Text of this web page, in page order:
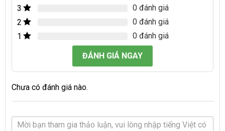
3
0 đánh giá
2
0 đánh giá
1
0 đánh giá
ĐÁNH GIÁ NGAY
Chưa có đánh giá nào.